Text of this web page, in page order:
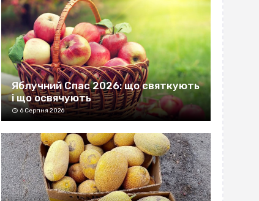
Яблучний Спас 2026: що святкують
і що освячують
6 Серпня 2026